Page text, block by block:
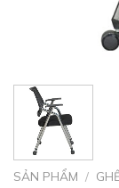
SẢN PHẨM /